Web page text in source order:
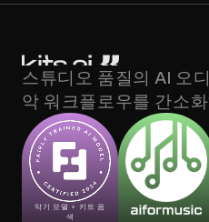
스튜디오 품질의 AI 오
악 워크플로우를 간소
악기 모델 + 키트 음
색